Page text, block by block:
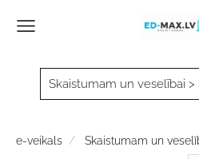
Skaistumam un veselībai >
e-veikals Skaistumam un